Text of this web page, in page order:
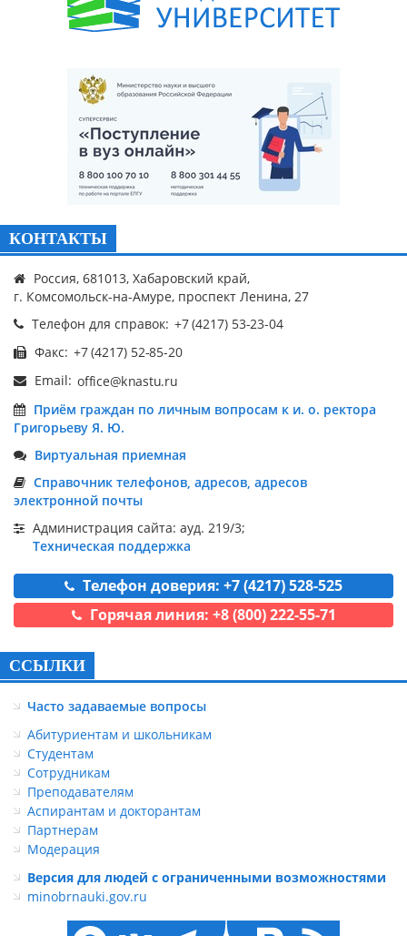
КОНТАКТЫ
Россия, 681013, Хабаровский край,
г. Комсомольск-на-Амуре, проспект Ленина, 27
Телефон для справок:
Факс:
Email:
Приём граждан по личным вопросам к и. о. ректора
Григорьеву Я. Ю.
Виртуальная приемная
Справочник телефонов, адресов, адресов
электронной почты
Администрация сайта: ауд. 219/3;
Техническая поддержка
Телефон доверия: +7 (4217) 528-525
Горячая линия: +8 (800) 222-55-71
ССЫЛКИ
Часто задаваемые вопросы
Абитуриентам и школьникам
Студентам
Сотрудникам
Преподавателям
Аспирантам и докторантам
Партнерам
Модерация
Версия для людей с ограниченными возможностями
minobrnauki.gov.ru